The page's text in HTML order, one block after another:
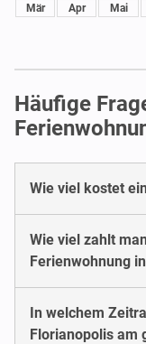
Mär Apr Mai
Häufige
Wie viel kostet
Wie viel zahlt
Ferienwohnung
In welchem
Florianopolis am